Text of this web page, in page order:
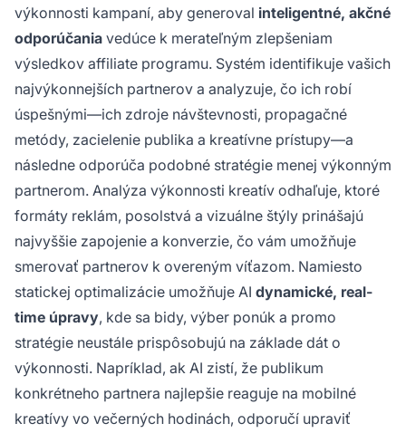
výkonnosti kampaní, aby generoval inteligentné, akčné
odporúčania vedúce k merateľným zlepšeniam
výsledkov affiliate programu. Systém identifikuje vašich
najvýkonnejších partnerov a analyzuje, čo ich robí
úspešnými—ich zdroje návštevnosti, propagačné
metódy, zacielenie publika a kreatívne prístupy—a
následne odporúča podobné stratégie menej výkonným
partnerom. Analýza výkonnosti kreatív odhaľuje, ktoré
formáty reklám, posolstvá a vizuálne štýly prinášajú
najvyššie zapojenie a konverzie, čo vám umožňuje
smerovať partnerov k overeným víťazom. Namiesto
statickej optimalizácie umožňuje AI dynamické, real-
time úpravy, kde sa bidy, výber ponúk a promo
stratégie neustále prispôsobujú na základe dát o
výkonnosti. Napríklad, ak AI zistí, že publikum
konkrétneho partnera najlepšie reaguje na mobilné
kreatívy vo večerných hodinách, odporučí upraviť